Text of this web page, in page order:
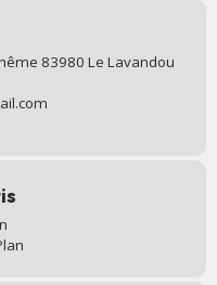
83980 Le Lavandou